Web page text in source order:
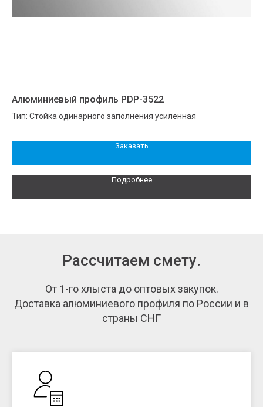
Алюминиевый профиль PDP-3522
Тип: Стойка одинарного заполнения усиленная
Заказать
Подробнее
Рассчитаем смету.
От 1-го хлыста до оптовых закупок.
Доставка алюминиевого профиля по России и в
страны СНГ